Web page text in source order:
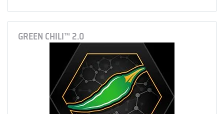
GREEN CHILI™ 2.0